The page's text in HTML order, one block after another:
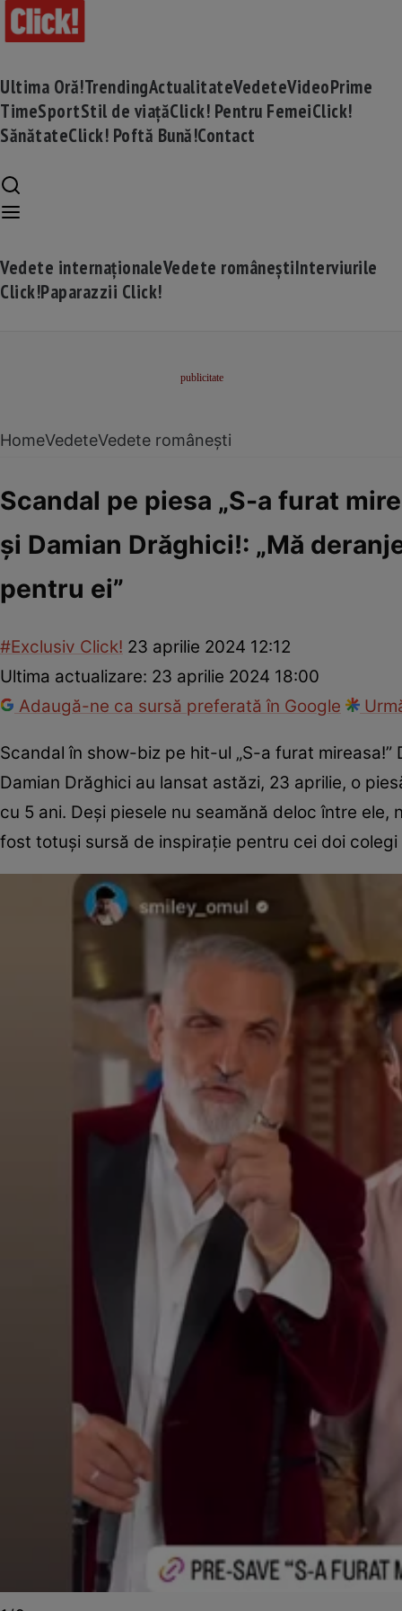
Ultima Oră!TrendingActualitateVedeteVideoPrime
TimeSportStil de viațăClick! Pentru FemeiClick!
SănătateClick! Poftă Bună!Contact
Vedete internaționaleVedete româneștiInterviurile
Click!Paparazzii Click!
HomeVedeteVedete românești
Scandal pe piesa „S-a furat
și Damian Drăghici!: „Mă
pentru ei”
#Exclusiv Click! 23 aprilie 2024 12:12
Ultima actualizare: 23 aprilie 2024 18:00
Adaugă-ne ca sursă preferată în Google
Scandal în show-biz pe hit-ul „S-a furat
Damian Drăghici au lansat astăzi, 23 aprilie, o
cu 5 ani. Deși piesele nu seamănă deloc între
fost totuși sursă de inspirație pentru cei doi